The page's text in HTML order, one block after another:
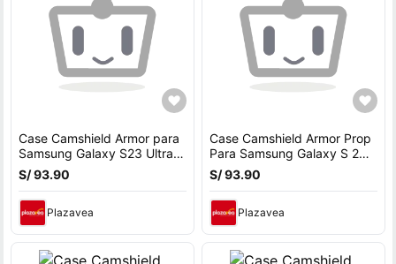
Case Camshield Armor para
Samsung Galaxy S23 Ultra -
AZUL
S/ 93.90
Plazavea
Case Camshield Armor Prop
Para Samsung Galaxy S 24
Ultra - AZUL
S/ 93.90
Plazavea